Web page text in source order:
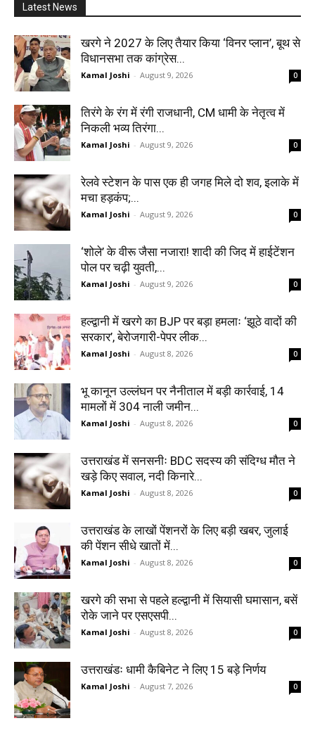
Latest News
खरगे ने 2027 के लिए तैयार किया ‘विनर प्लान’, बूथ से
विधानसभा तक कांग्रेस...
Kamal Joshi - August 9, 2026 0
तिरंगे के रंग में रंगी राजधानी, CM धामी के नेतृत्व में
निकली भव्य तिरंगा...
Kamal Joshi - August 9, 2026 0
रेलवे स्टेशन के पास एक ही जगह मिले दो शव, इलाके में
मचा हड़कंप;...
Kamal Joshi - August 9, 2026 0
‘शोले’ के वीरू जैसा नजारा! शादी की जिद में हाईटेंशन
पोल पर चढ़ी युवती,...
Kamal Joshi - August 9, 2026 0
हल्द्वानी में खरगे का BJP पर बड़ा हमलाः ‘झूठे वादों की
सरकार’, बेरोजगारी-पेपर लीक...
Kamal Joshi - August 8, 2026 0
भू कानून उल्लंघन पर नैनीताल में बड़ी कार्रवाई, 14
मामलों में 304 नाली जमीन...
Kamal Joshi - August 8, 2026 0
उत्तराखंड में सनसनीः BDC सदस्य की संदिग्ध मौत ने
खड़े किए सवाल, नदी किनारे...
Kamal Joshi - August 8, 2026 0
उत्तराखंड के लाखों पेंशनरों के लिए बड़ी खबर, जुलाई
की पेंशन सीधे खातों में...
Kamal Joshi - August 8, 2026 0
खरगे की सभा से पहले हल्द्वानी में सियासी घमासान, बसें
रोके जाने पर एसएसपी...
Kamal Joshi - August 8, 2026 0
उत्तराखंडः धामी कैबिनेट ने लिए 15 बड़े निर्णय
Kamal Joshi - August 7, 2026 0